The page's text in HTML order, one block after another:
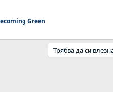
Green
Трябва да си